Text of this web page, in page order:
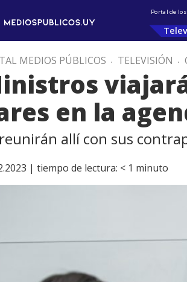
Portal de
MEDIOS PÚBLICOS . TELEVISIÓN .
en la
allí con sus
| tiempo de lectura: < 1 minuto